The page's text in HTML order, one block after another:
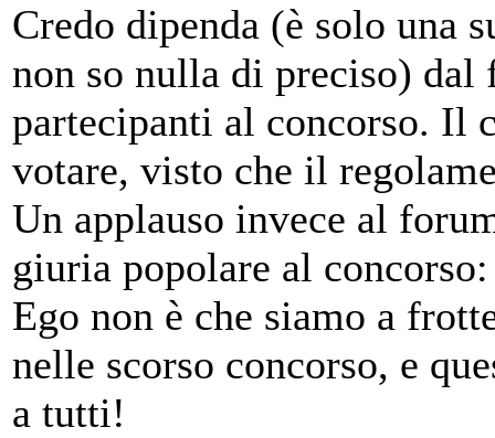
Credo dipenda (è solo una
non so nulla di preciso) dal
partecipanti al concorso. Il
votare, visto che il
Un applauso invece al
giuria popolare al
Ego non è che siamo a
nelle scorso concorso, e
a tutti!